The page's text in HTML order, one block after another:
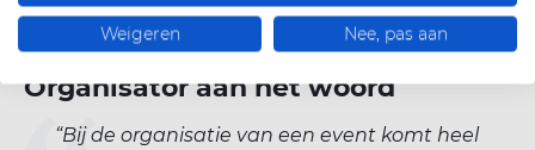
Organisator aan het woord
Bij de organisatie van een event komt heel
Weigeren Nee, pas aan